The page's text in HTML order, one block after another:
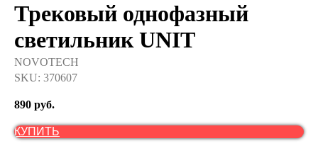
Трековый однофазный
светильник UNIT
NOVOTECH
SKU: 370607
890 руб.
КУПИТЬ